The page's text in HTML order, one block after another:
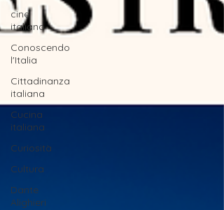
cine
italiano
Conoscendo
l'Italia
Cittadinanza
italiana
Cucina
italiana
Curiosità
Cultura
Dante
Alighieri